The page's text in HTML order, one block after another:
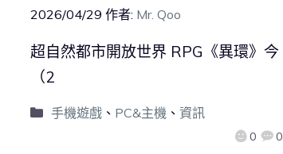
2026/04/29 作者: Mr. Qoo
0 0
超自然都市開放世界 RPG《異環》今
（2
手機遊戲、 PC&主機 、 資訊